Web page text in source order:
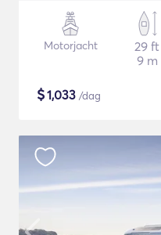
Motorjacht
29 ft
9 m
$1,033 /dag